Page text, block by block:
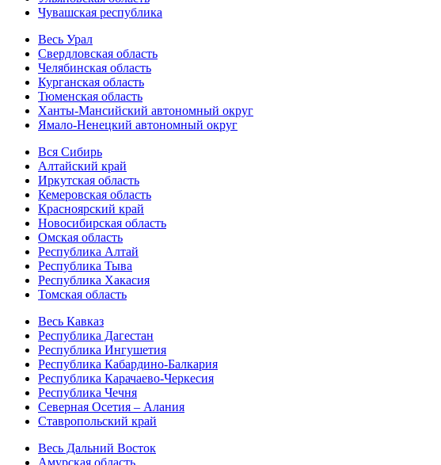
Чувашская республика
Весь Урал
Свердловская область
Челябинская область
Курганская область
Тюменская область
Ханты-Мансийский автономный округ
Ямало-Ненецкий автономный округ
Вся Сибирь
Алтайский край
Иркутская область
Кемеровская область
Красноярский край
Новосибирская область
Омская область
Республика Алтай
Республика Тыва
Республика Хакасия
Томская область
Весь Кавказ
Республика Дагестан
Республика Ингушетия
Республика Кабардино-Балкария
Республика Карачаево-Черкесия
Республика Чечня
Северная Осетия – Алания
Ставропольский край
Весь Дальний Восток
Амурская область